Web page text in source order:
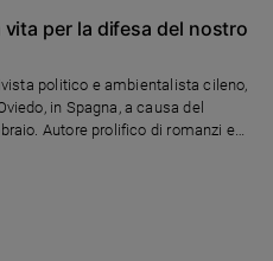
per la difesa del nostro
politico e ambientalista cileno,
in Spagna, a causa del
Autore prolifico di romanzi e
di favole con gli animali come